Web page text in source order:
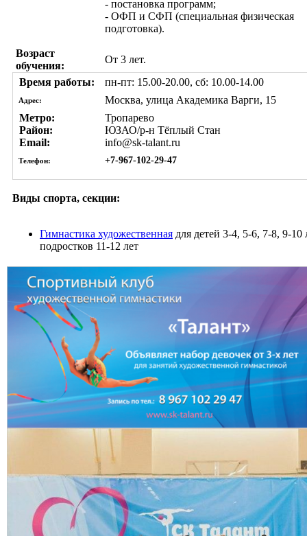
- постановка программ;
- ОФП и СФП (специальная физическая
подготовка).
Возраст
обучения:
От 3 лет.
Время работы:
пн-пт: 15.00-20.00, сб: 10.00-14.00
Адрес:
Москва, улица Академика Варги, 15
Метро:
Тропарево
Район:
ЮЗАО/р-н Тёплый Стан
Email:
info@sk-talant.ru
Телефон: +7-967-102-29-47
Виды спорта, секции:
Гимнастика художественная для детей 3-4, 5-6, 7-8, 9-10
подростков 11-12 лет